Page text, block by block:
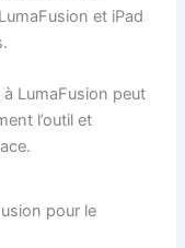
et iPad
LumaFusion peut
l’outil et
pour le